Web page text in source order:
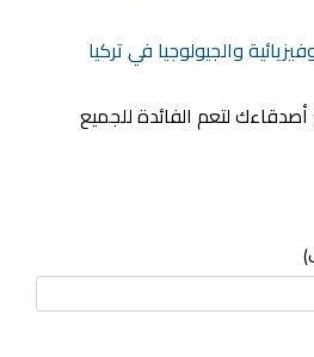
والجيولوجيا في تركيا
لتعم الفائدة للجميع